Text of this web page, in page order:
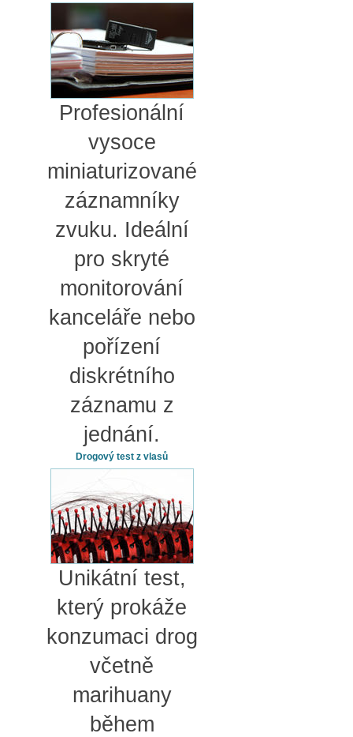
Profesionální
vysoce
miniaturizované
záznamníky
zvuku. Ideální
pro skryté
monitorování
kanceláře nebo
pořízení
diskrétního
záznamu z
jednání.
Drogový test z vlasů
Unikátní test,
který prokáže
konzumaci drog
včetně
marihuany
během